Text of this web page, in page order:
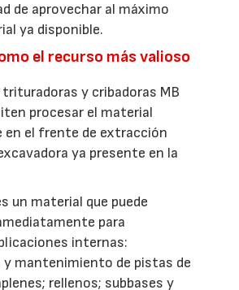
de aprovechar al máximo
ya disponible.
el recurso más valioso
trituradoras y cribadoras MB
procesar el material
en el frente de extracción
ya presente en la
un material que puede
para
internas:
mantenimiento de pistas de
rellenos; subbases y